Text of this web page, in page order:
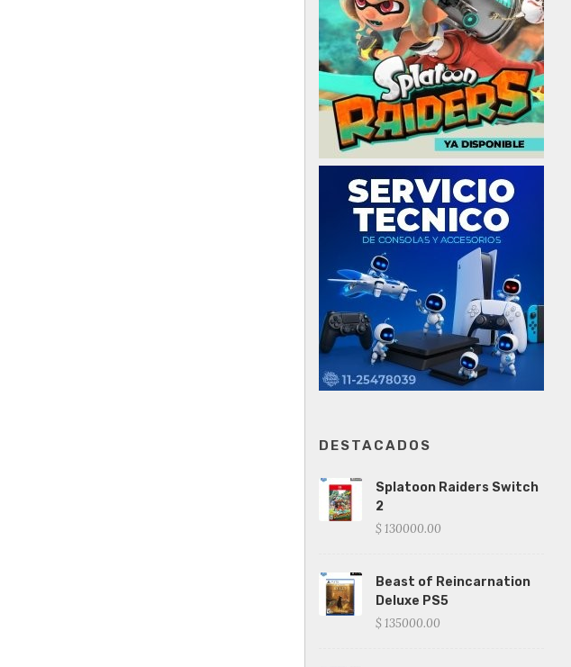
DESTACADOS
Splatoon Raiders Switch
2
$ 130000.00
Beast of Reincarnation
Deluxe PS5
$ 135000.00